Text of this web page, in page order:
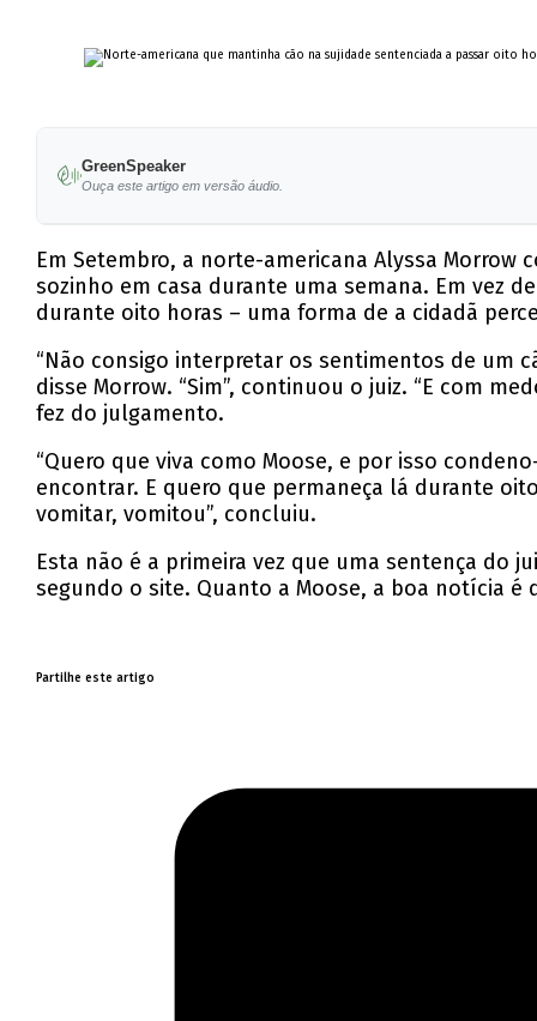
GreenSpeaker
Ouça este artigo em versão áudio.
Em Setembro, a norte-americana Alyssa
sozinho em casa durante uma semana. Em vez
durante oito horas – uma forma de a cidadã
“Não consigo interpretar os sentimentos de um
disse Morrow. “Sim”, continuou o juiz. “E com
fez do julgamento.
“Quero que viva como Moose, e por isso
encontrar. E quero que permaneça lá durante
vomitar, vomitou”, concluiu.
Esta não é a primeira vez que uma sentença do
segundo o site. Quanto a Moose, a boa notícia
Partilhe este artigo